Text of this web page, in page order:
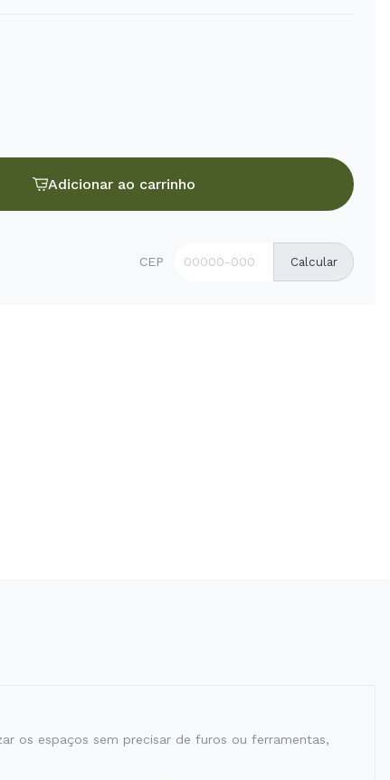
Adicionar ao carrinho
CEP Calcular
os espaços sem precisar de furos ou ferramentas,